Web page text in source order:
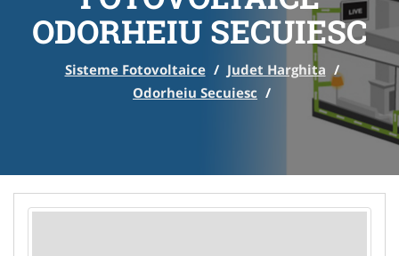
ODORHEIU SECUIESC
Sisteme Fotovoltaice / Judet Harghita /
Odorheiu Secuiesc /